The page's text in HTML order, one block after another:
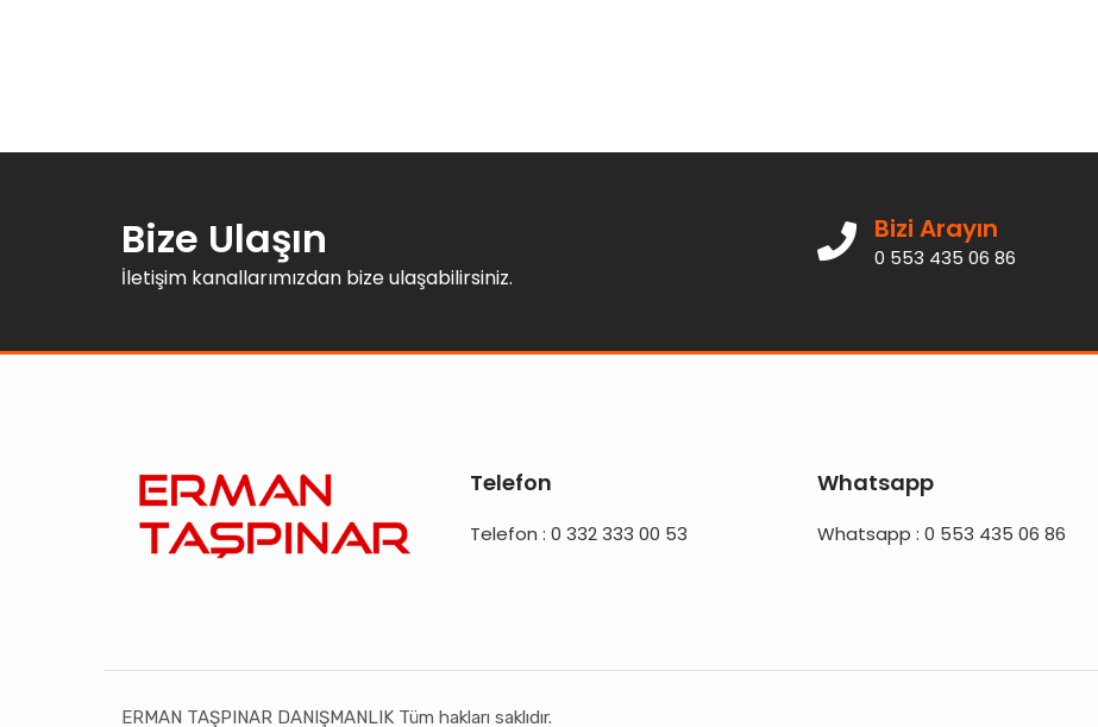
Bize Ulaşın
İletişim kanallarımızdan bize ulaşabilirsiniz.
Bizi Arayın
0 553 435 06 86
Telefon
Telefon : 0 332 333 00 53
Whatsapp
Whatsapp : 0 553 435 06 86
ERMAN TAŞPINAR DANIŞMANLIK Tüm hakları saklıdır.